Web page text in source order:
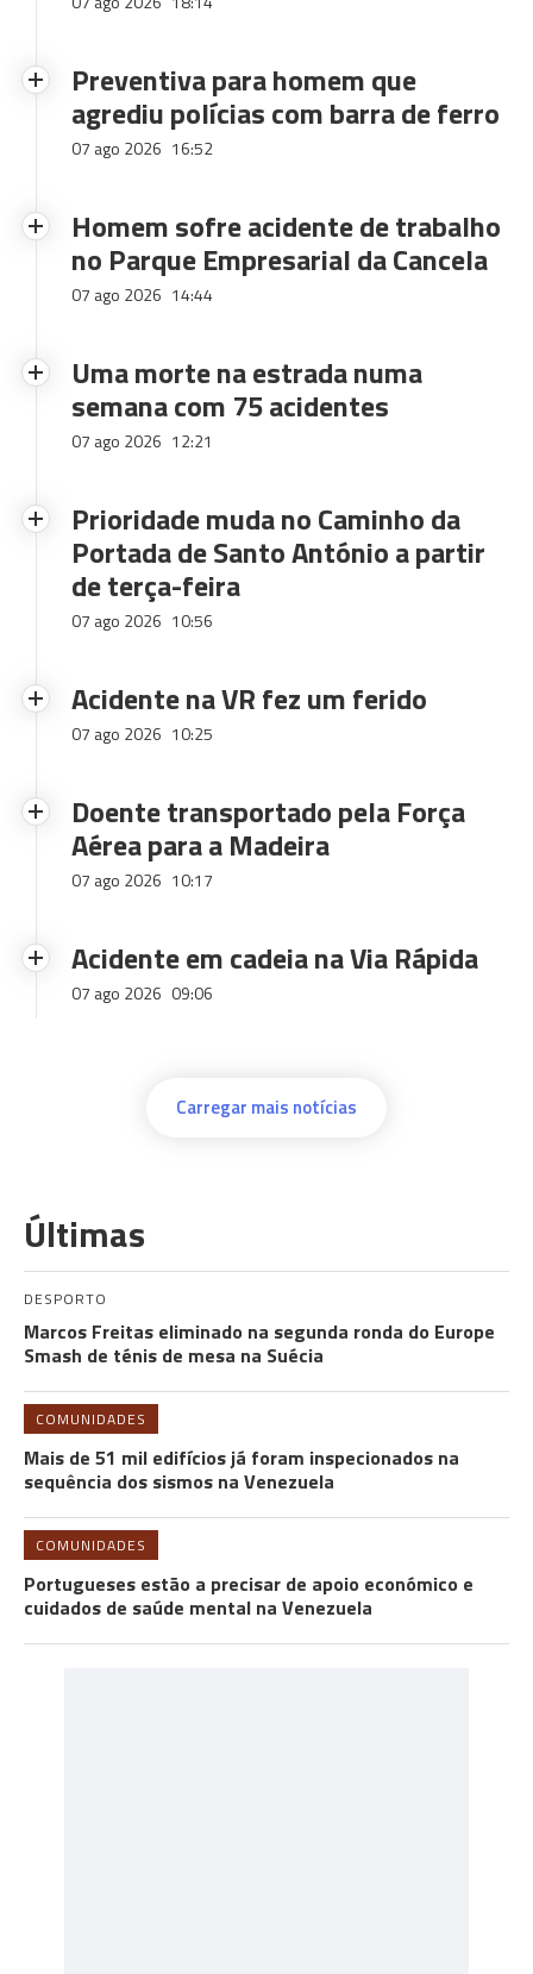
Preventiva para homem que
agrediu polícias com barra de ferro
07 ago 2026 16:52
Homem sofre acidente de trabalho
no Parque Empresarial da Cancela
07 ago 2026 14:44
Uma morte na estrada numa
semana com 75 acidentes
07 ago 2026 12:21
Prioridade muda no Caminho da
Portada de Santo António a partir
de terça-feira
07 ago 2026 10:56
Acidente na VR fez um ferido
07 ago 2026 10:25
Doente transportado pela Força
Aérea para a Madeira
07 ago 2026 10:17
Acidente em cadeia na Via Rápida
07 ago 2026 09:06
Carregar mais notícias
Últimas
DESPORTO
Marcos Freitas eliminado na segunda ronda do Europe
Smash de ténis de mesa na Suécia
COMUNIDADES
Mais de 51 mil edifícios já foram inspecionados na
sequência dos sismos na Venezuela
COMUNIDADES
Portugueses estão a precisar de apoio económico e
cuidados de saúde mental na Venezuela